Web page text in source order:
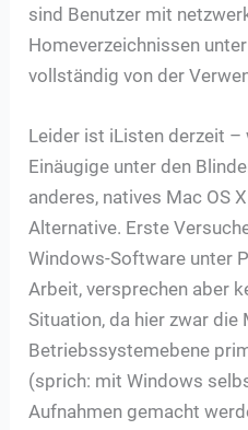
sind Benutzer mit
Homeverzeichnissen
vollständig von der
Leider ist iListen derzeit –
Einäugige unter den
anderes, natives Mac OS
Alternative. Erste
Windows-Software unter
Arbeit, versprechen aber
Situation, da hier zwar die
Betriebssystemebene
(sprich: mit Windows
Aufnahmen gemacht